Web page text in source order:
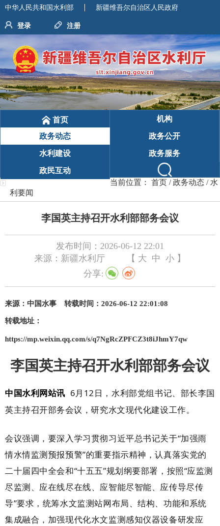
中华人民共和国水利部 新疆维吾尔自治区人民政府
登录 注册
首页 机构
政务动态 政务公开
水利建设 政务服务
政民互动
当前位置： 首页 /政务动态 /水
利要闻
李国英主持召开水利部部务会议
发布时间：2026-06-12 22:01
来源：新疆水利厅
【 大 中 小 】
分享:
来源： 中国水事 转载时间：2026-06-12 22:01:08
转载地址：
https://mp.weixin.qq.com/s/q7NgRcZPFCZ3t8iJhmY7qw
李国英主持召开水利部部务会议
中国水利网站讯 6月12日，水利部党组书记、部长李国
英主持召开部务会议，研究水文现代化建设工作。
会议强调， 要深入学习贯彻习近平总书记关于“加强雨
情水情监测预报预警”的重要指示精神，认真落实党的
二十届四中全会和“十五五”规划纲要部署，按照“应监测
尽监测、应在线尽在线、应智能尽智能、应传导尽传
导”要求，统筹水文监测站网布局、结构、功能和系统
集成融合， 加强现代化水文监测感知仪器设备研发应